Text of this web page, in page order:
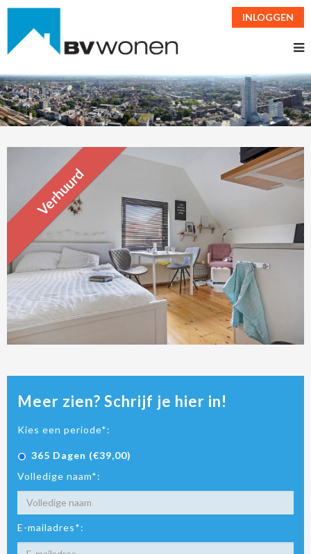
INLOGGEN
Verhuurd
Meer zien? Schrijf je hier in!
Kies een periode*:
365 Dagen (€39,00)
Volledige naam*:
E-mailadres*: